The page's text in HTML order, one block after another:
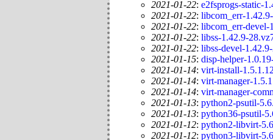
2021-01-22: e2fsprogs-static-
2021-01-22: libcom_err-
2021-01-22: libcom_err-devel-
2021-01-22: libss-1.42.9-
2021-01-22: libss-devel-
2021-01-15: disp-helper-
2021-01-14: virt-install-
2021-01-14: virt-manager-
2021-01-14: virt-manager-
2021-01-13: python2-psutil-
2021-01-13: python36-psutil-
2021-01-12: python2-libvirt-
2021-01-12: python3-libvirt-